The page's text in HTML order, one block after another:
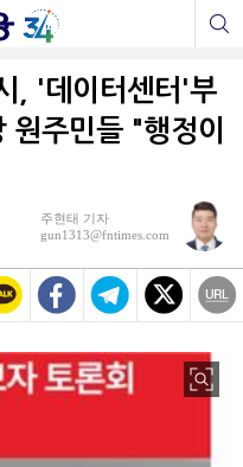
, '데이터센터'부
주민들 "행정이
주현태 기자
gun1313@fntimes.com